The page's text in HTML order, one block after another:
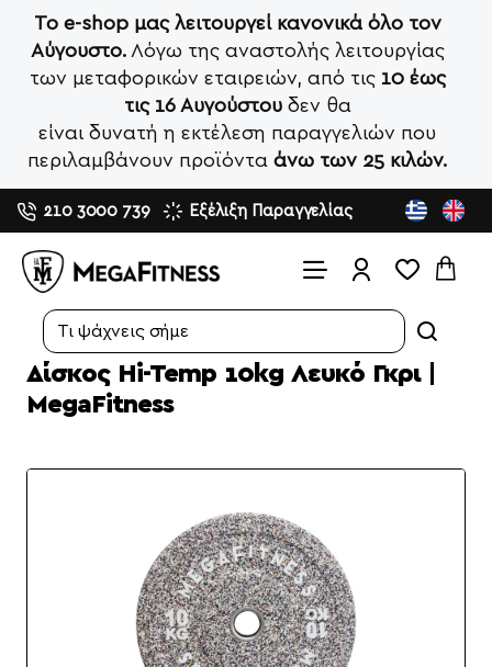
Το e-shop μας λειτουργεί κανονικά όλο τον
Αύγουστο.Λόγω της αναστολής λειτουργίας
των μεταφορικών εταιρειών, από τις 10 έως
τις 16 Αυγούστουδεν θα
είναι δυνατή η εκτέλεση παραγγελιών που
περιλαμβάνουν προϊόντα άνω των 25 κιλών.
210 3000 739 Εξέλιξη Παραγγελίας
Search...
Δίσκος Hi-Temp 10kg Λευκό Γκρι |
MegaFitness